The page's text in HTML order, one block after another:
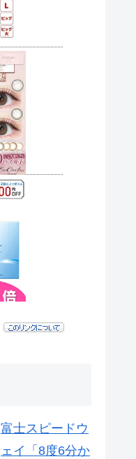
富士スピードウ
ェイ「8度6分か